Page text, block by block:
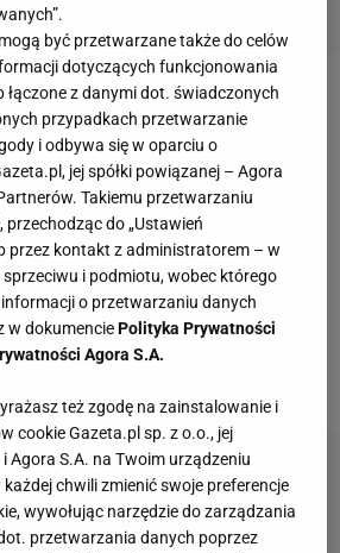
meczachodniosłaWisła Kraków
. Hiszpan prowadził
stycznia do grudnia 2017 roku.
ściągnął do Wisły Pola Lloncha,
Carlitosa, czylipiłkarzy, którzy
sportowy. Ramirez mógł
ambitne cele, ale - jak sam
zabrakło cierpliwości do jego
być przetwarzane także do celów
dotyczących funkcjonowania
łączone z danymi dot. świadczonych
przypadkach przetwarzanie
i odbywa się w oparciu o
jej spółki powiązanej – Agora
Takiemu przetwarzaniu
przechodząc do „Ustawień
przez kontakt z administratorem – w
i podmiotu, wobec którego
informacji o przetwarzaniu danych
w dokumenciePolityka Prywatności
Agora S.A.
też zgodę na zainstalowanie i
cookie Gazeta.pl sp. z o.o., jej
Agora S.A. na Twoim urządzeniu
chwili zmienić swoje preferencje
wywołując narzędzie do zarządzania
przetwarzania danych poprzez